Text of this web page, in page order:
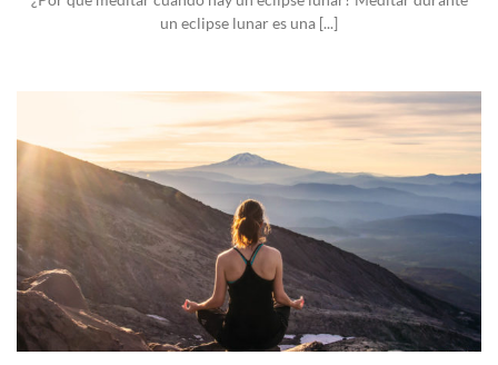
un eclipse lunar es una [...]